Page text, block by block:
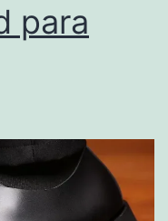
para